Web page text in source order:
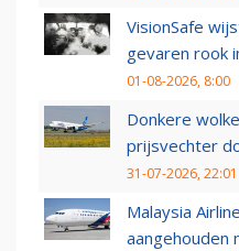
VisionSafe
gevaren rook
01-08-2026, 8:00
Donkere
prijsvechter
31-07-2026, 22:01
Malaysia
aangehouden